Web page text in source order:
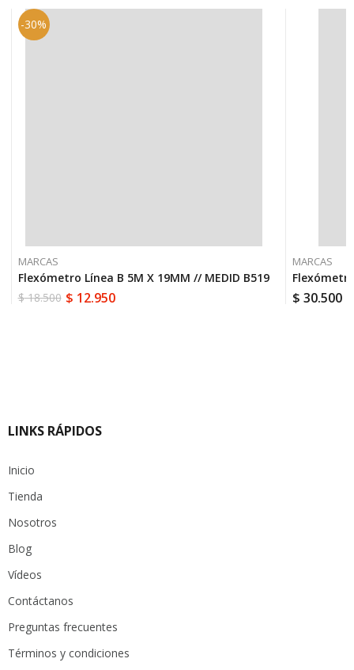
-30%
MARCAS
Flexómetro Línea B 5M X 19MM // MEDID B519
$18.500
El $ 12.950
El
MARCAS
$ 30.500
LINKS RÁPIDOS
Inicio
Tienda
Nosotros
Blog
Vídeos
Contáctanos
Preguntas frecuentes
Términos y condiciones